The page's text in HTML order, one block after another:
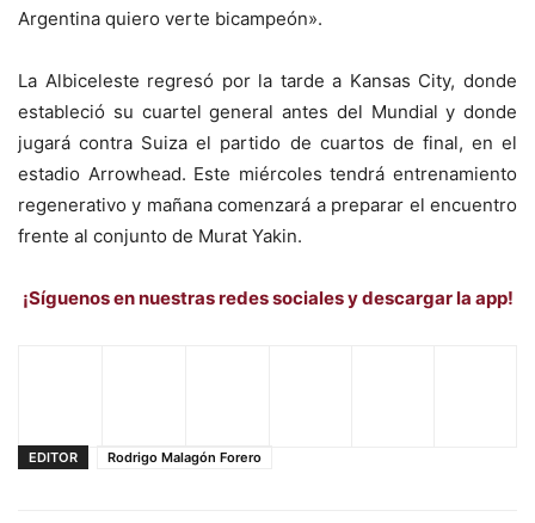
Argentina quiero verte bicampeón».
La Albiceleste regresó por la tarde a Kansas City, donde
estableció su cuartel general antes del Mundial y donde
jugará contra Suiza el partido de cuartos de final, en el
estadio Arrowhead. Este miércoles tendrá entrenamiento
regenerativo y mañana comenzará a preparar el encuentro
frente al conjunto de Murat Yakin.
¡Síguenos en nuestras redes sociales y descargar la app!
EDITOR Rodrigo Malagón Forero